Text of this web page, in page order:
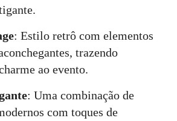
: Estilo retrô com elementos
trazendo
ao evento.
: Uma combinação de
com toques de